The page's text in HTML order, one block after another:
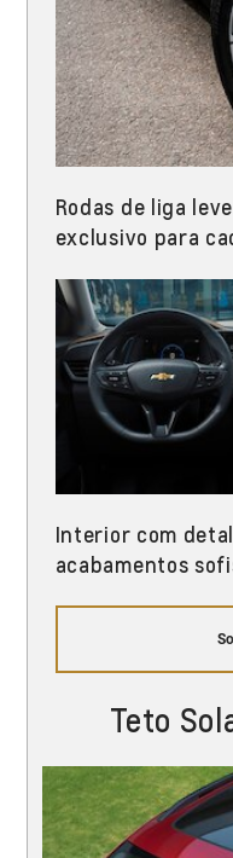
Rodas de liga
exclusivo para
Interior com
acabamentos
Teto